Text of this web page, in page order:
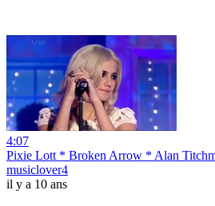
4:07
Pixie Lott * Broken Arrow * Alan
musiclover4
il y a 10 ans